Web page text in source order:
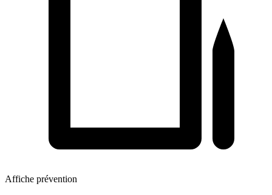
Affiche prévention